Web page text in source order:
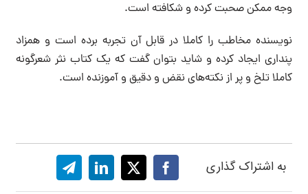
وجه ممکن صحبت کرده و شکافته است.
نویسنده مخاطب را کاملا در قابل آن تجربه برده است و همزاد
پنداری ایجاد کرده و شاید بتوان گفت که یک کتاب نثر شعرگونه
کاملا تلخ و پر از نکته‌های نقض و دقیق و آموزنده است.
به اشتراک گذاری